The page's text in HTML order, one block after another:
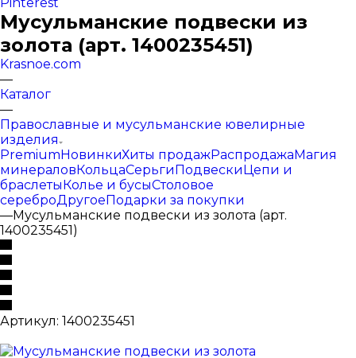
Мусульманские подвески из
золота (арт. 1400235451)
Krasnoe.com
—
Каталог
—
Православные и мусульманские ювелирные
изделия
PremiumНовинкиХиты продажРаспродажаМагия
минераловКольцаСерьгиПодвескиЦепи и
браслетыКолье и бусыСтоловое
сереброДругоеПодарки за покупки
—Мусульманские подвески из золота (арт.
1400235451)
Артикул: 1400235451